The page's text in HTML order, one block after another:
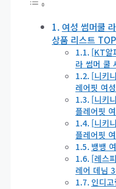
여성 썸머쿨
상품 리스트
[KT알
라 썸머 쿨
[니키
레어핏 여
[니키
플레어핏
[니키
플레어핏
뱅뱅
[레스
레어 데님
인디